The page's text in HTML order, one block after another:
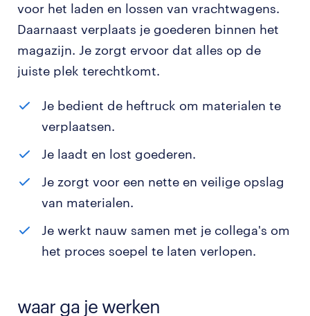
voor het laden en lossen van vrachtwagens.
Daarnaast verplaats je goederen binnen het
magazijn. Je zorgt ervoor dat alles op de
juiste plek terechtkomt.
Je bedient de heftruck om materialen te
verplaatsen.
Je laadt en lost goederen.
Je zorgt voor een nette en veilige opslag
van materialen.
Je werkt nauw samen met je collega's om
het proces soepel te laten verlopen.
waar ga je werken